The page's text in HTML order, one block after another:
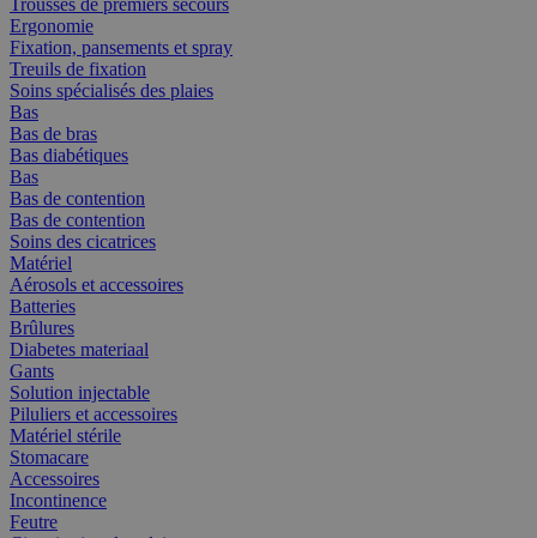
Trousses de premiers secours
Ergonomie
Fixation, pansements et spray
Treuils de fixation
Soins spécialisés des plaies
Bas
Bas de bras
Bas diabétiques
Bas
Bas de contention
Bas de contention
Soins des cicatrices
Matériel
Aérosols et accessoires
Batteries
Brûlures
Diabetes materiaal
Gants
Solution injectable
Piluliers et accessoires
Matériel stérile
Stomacare
Accessoires
Incontinence
Feutre